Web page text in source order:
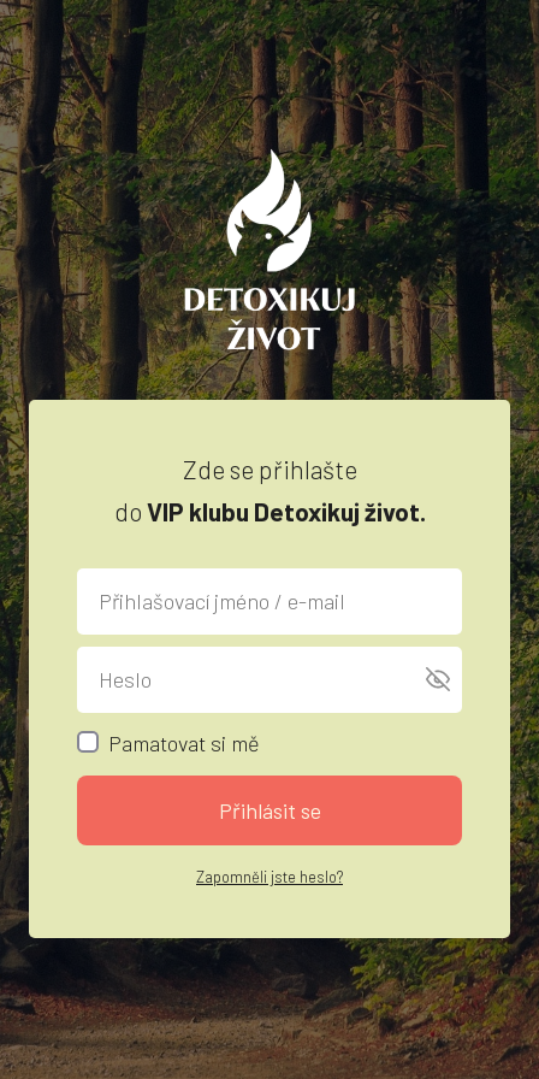
Zde se přihlašte
do VIP klubu Detoxikuj život.
Pamatovat si mě
Přihlásit se
Zapomněli jste heslo?